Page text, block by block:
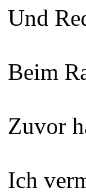
Und
Beim
Zuvor
Ich